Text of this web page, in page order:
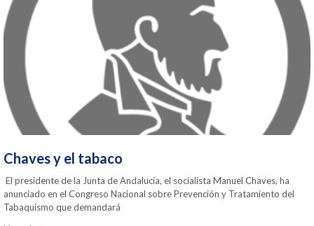
Chaves y el tabaco
El presidente de la Junta de Andalucía, el socialista Manuel Chaves, ha
anunciado en el Congreso Nacional sobre Prevención y Tratamiento del
Tabaquismo que demandará